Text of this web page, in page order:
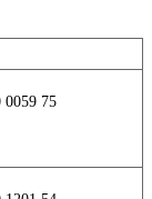
0059 75